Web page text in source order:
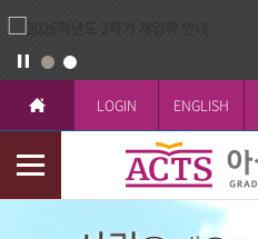
LOGIN ENGLISH
모
바